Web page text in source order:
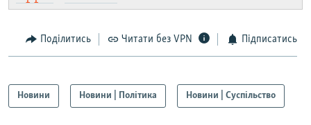
Поділитись Читати без VPN Підписатись
Новини Новини | Політика Новини | Суспільство